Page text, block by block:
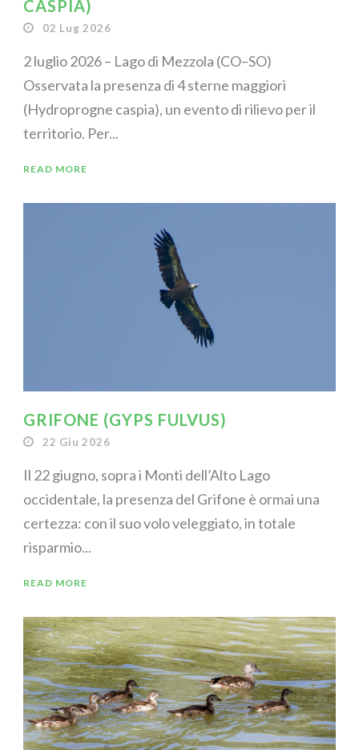
CASPIA)
02 Lug 2026
2 luglio 2026 – Lago di Mezzola (CO–SO)
Osservata la presenza di 4 sterne maggiori
(Hydroprogne caspia), un evento di rilievo per il
territorio. Per...
READ MORE
GRIFONE (GYPS FULVUS)
22 Giu 2026
Il 22 giugno, sopra i Monti dell’Alto Lago
occidentale, la presenza del Grifone è ormai una
certezza: con il suo volo veleggiato, in totale
risparmio...
READ MORE